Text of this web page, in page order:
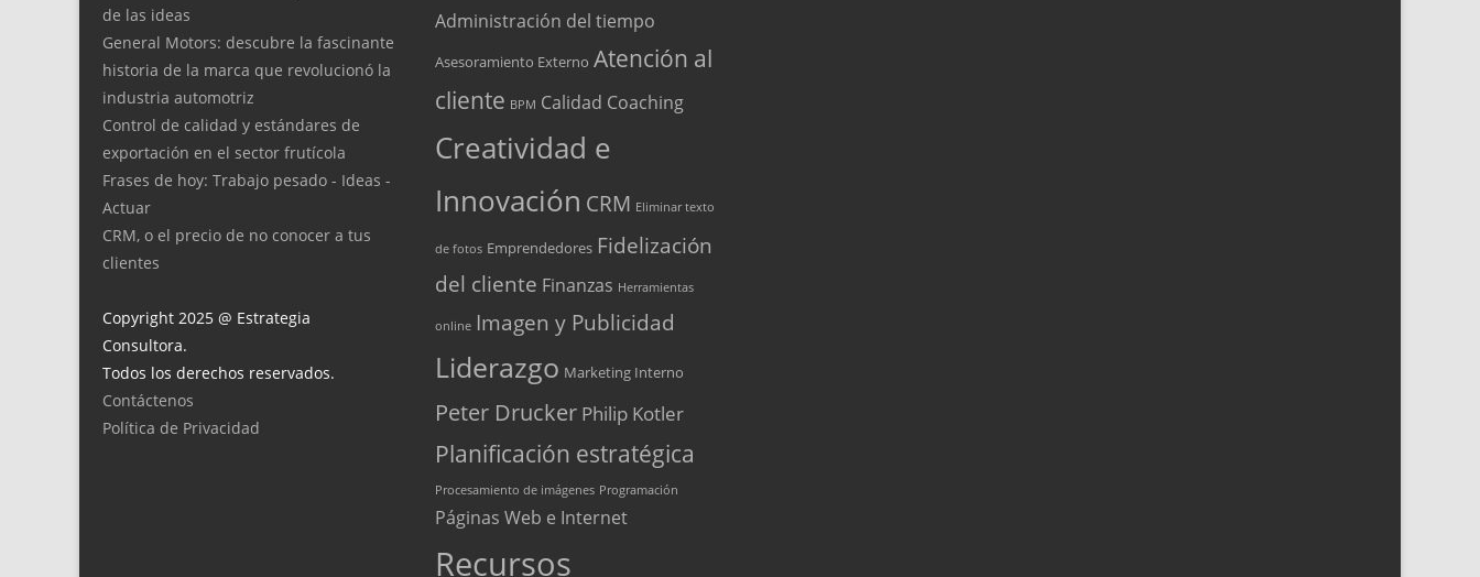
de las ideas
General Motors: descubre la fascinante
historia de la marca que revolucionó la
industria automotriz
Control de calidad y estándares de
exportación en el sector frutícola
Frases de hoy: Trabajo pesado - Ideas -
Actuar
CRM, o el precio de no conocer a tus
clientes
Copyright 2025 @ Estrategia
Consultora.
Todos los derechos reservados.
Contáctenos
Política de Privacidad
Administración del tiempo
Asesoramiento Externo Atención al
cliente BPM Calidad Coaching
Creatividad e
Innovación CRM Eliminar texto
de fotos Emprendedores Fidelización
del cliente Finanzas Herramientas
online Imagen y Publicidad
Liderazgo Marketing Interno
Peter Drucker Philip Kotler
Planificación estratégica
Procesamiento de imágenes Programación
Páginas Web e Internet
Recursos